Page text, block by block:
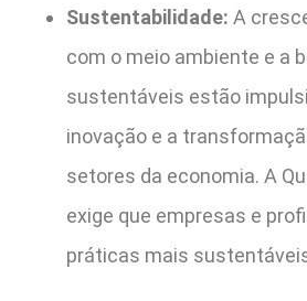
Sustentabilidade: A
com o meio ambiente e a
sustentáveis estão
inovação e a
setores da economia. A
exige que empresas e
práticas mais